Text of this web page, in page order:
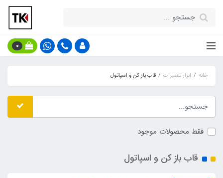
0
خانه ابزار تعمیرات قاب باز کن و اسپاتول
فقط محصولات موجود
قاب باز کن و اسپاتول